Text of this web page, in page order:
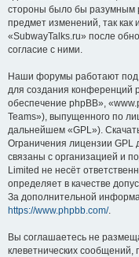
стороны было бы разумным
предмет изменений, так как
«SubwayTalks.ru» после
согласие с ними.
Наши форумы работают под
для создания конференций
обеспечение phpBB»,
Teams»), выпущенного по
дальнейшем «GPL»).
Ограничения лицензии GPL
связаны с организацией и
Limited не несёт
определяет в качестве
За дополнительной
https://www.phpbb.com/.
Вы соглашаетесь не
клеветнических